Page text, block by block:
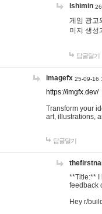
lshimin
게임 광고
미지 생성
답글달기
imagefx 25-09-16
https://imgfx.dev/
Transform your
art, illustrations,
답글달기
**Title:** I
feedback
Hey r/